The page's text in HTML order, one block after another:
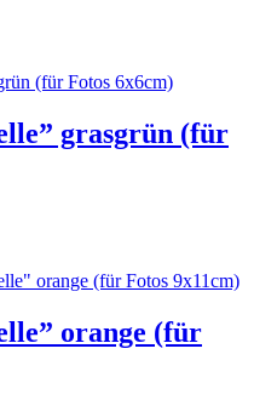
grasgrün (für
orange (für